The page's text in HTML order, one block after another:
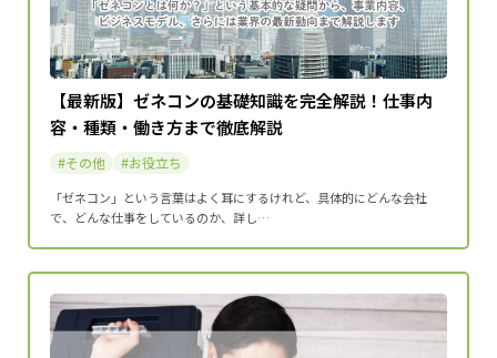
【最新版】ゼネコンの基礎知識を完全解説！仕事内
容・種類・働き方まで徹底解説
その他 お役立ち
「ゼネコン」という言葉はよく耳にするけれど、具体的にどんな会社
で、どんな仕事をしているのか、詳し…